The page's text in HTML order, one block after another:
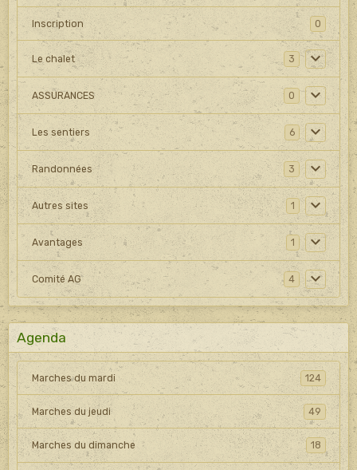
Inscription 0
Le chalet 3
ASSURANCES 0
Les sentiers 6
Randonnées 3
Autres sites 1
Avantages 1
Comité AG 4
Agenda
Marches du mardi 124
Marches du jeudi 49
Marches du dimanche 18